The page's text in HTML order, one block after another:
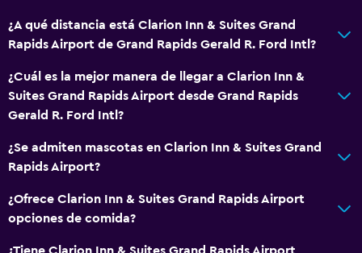
Check-in/check-out privado
Accesibilidad y adecuación
extra)
Ascensor
¿A qué distancia está Clarion Inn & Suites Grand
Rapids Airport de Grand Rapids Gerald R. Ford Intl?
¿Cuál es la mejor manera de llegar a Clarion Inn &
Suites Grand Rapids Airport desde Grand Rapids
Gerald R. Ford Intl?
¿Se admiten mascotas en Clarion Inn & Suites Grand
Rapids Airport?
¿Ofrece Clarion Inn & Suites Grand Rapids Airport
opciones de comida?
¿Tiene Clarion Inn & Suites Grand Rapids Airport